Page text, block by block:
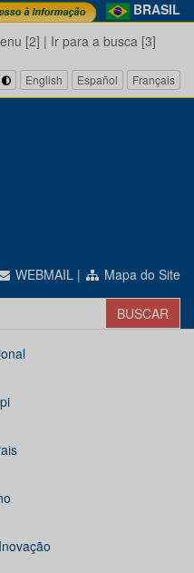
BRASIL
[2] | Ir para a busca [3]
English Español Français
WEBMAIL | Mapa do Site